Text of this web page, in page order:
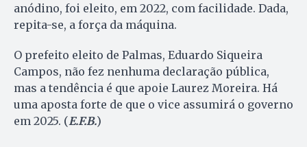
anódino, foi eleito, em 2022, com facilidade. Dada,
repita-se, a força da máquina.
O prefeito eleito de Palmas, Eduardo Siqueira
Campos, não fez nenhuma declaração pública,
mas a tendência é que apoie Laurez Moreira. Há
uma aposta forte de que o vice assumirá o governo
em 2025. (E.F.B.)